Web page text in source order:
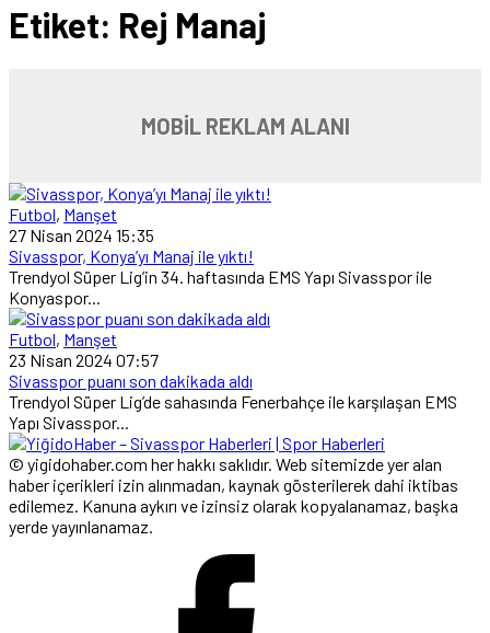
Etiket: Rej Manaj
MOBİL REKLAM ALANI
Futbol, Manşet
27 Nisan 2024 15:35
Sivasspor, Konya’yı Manaj ile yıktı!
Trendyol Süper Lig’in 34. haftasında EMS Yapı Sivasspor ile
Konyaspor...
Futbol, Manşet
23 Nisan 2024 07:57
Sivasspor puanı son dakikada aldı
Trendyol Süper Lig’de sahasında Fenerbahçe ile karşılaşan EMS
Yapı Sivasspor...
© yigidohaber.com her hakkı saklıdır. Web sitemizde yer alan
haber içerikleri izin alınmadan, kaynak gösterilerek dahi iktibas
edilemez. Kanuna aykırı ve izinsiz olarak kopyalanamaz, başka
yerde yayınlanamaz.